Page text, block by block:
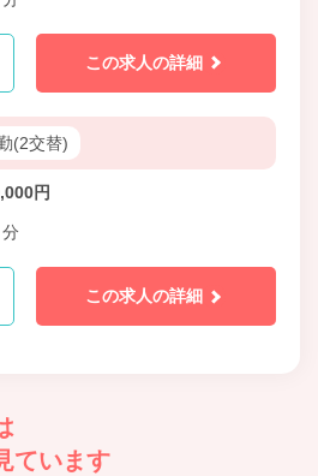
この求人の詳細
(2交替)
円
この求人の詳細
ています